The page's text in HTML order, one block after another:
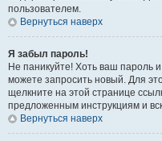
пользователем.
Вернуться наверх
Я забыл пароль!
Не паникуйте! Хоть ваш пароль
можете запросить новый. Для
щелкните на этой странице
предложенным инструкциям и
Вернуться наверх